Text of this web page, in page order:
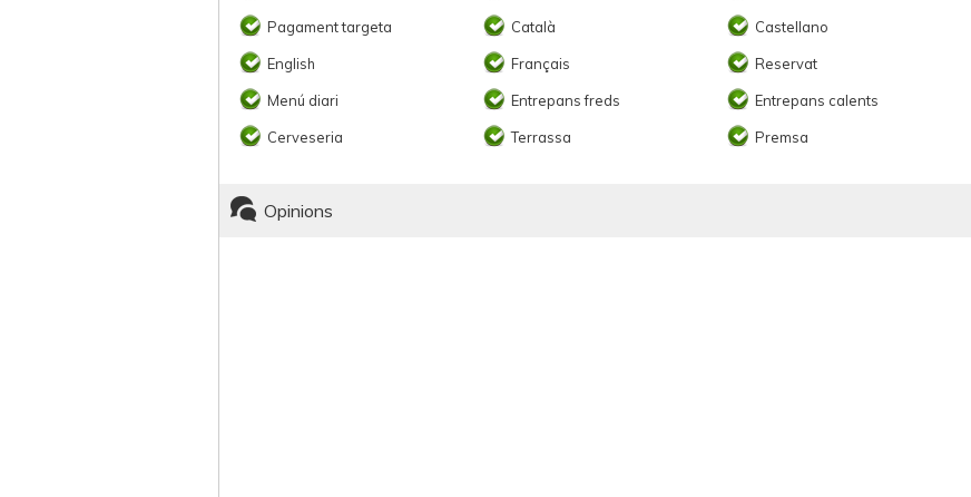
Pagament targeta Català Castellano
English Français Reservat
Menú diari Entrepans freds Entrepans calents
Cerveseria Terrassa Premsa
Opinions